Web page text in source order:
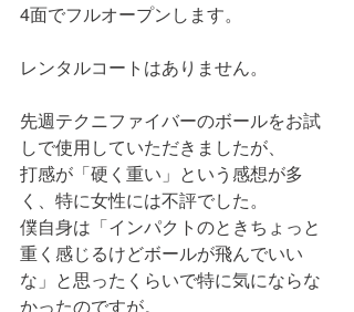
4面でフルオープンします。
レンタルコートはありません。
先週テクニファイバーのボールをお試
しで使用していただきましたが、
打感が「硬く重い」という感想が多
く、特に女性には不評でした。
僕自身は「インパクトのときちょっと
重く感じるけどボールが飛んでいい
な」と思ったくらいで特に気にならな
かったのですが。